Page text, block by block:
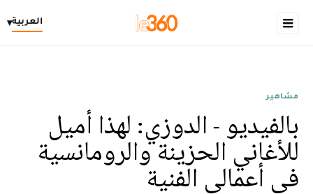
العربية▾
مشاهير
بالفيديو - الدوزي: لهذا أميل
للأغاني الحزينة والرومانسية
في أعمالي الفنية